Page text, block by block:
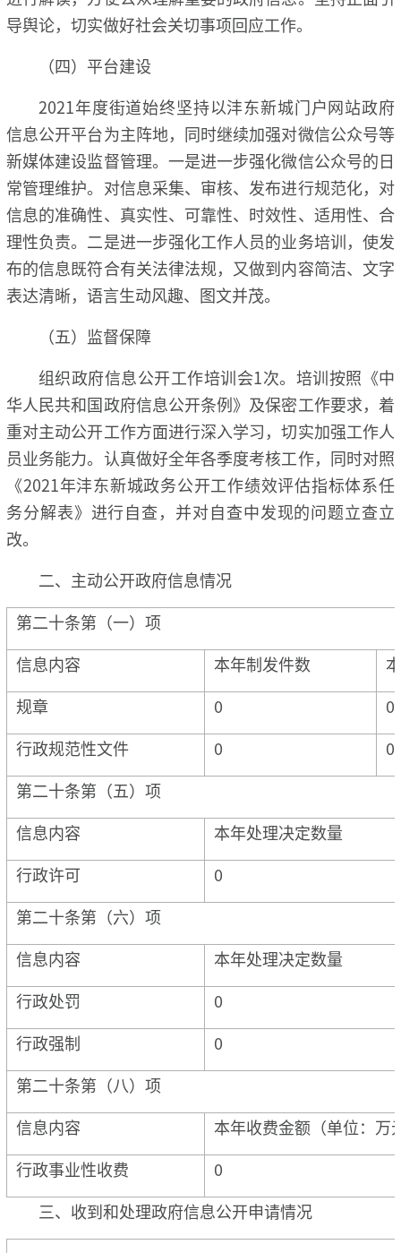
导舆论，切实做好社会关切事项回应工作。
（四）平台建设
2021年度街道始终坚持以沣东新城门户网站政府
信息公开平台为主阵地，同时继续加强对微信公众号等
新媒体建设监督管理。一是进一步强化微信公众号的日
常管理维护。对信息采集、审核、发布进行规范化，对
信息的准确性、真实性、可靠性、时效性、适用性、合
理性负责。二是进一步强化工作人员的业务培训，使发
布的信息既符合有关法律法规，又做到内容简洁、文字
表达清晰，语言生动风趣、图文并茂。
（五）监督保障
组织政府信息公开工作培训会1次。培训按照《中
华人民共和国政府信息公开条例》及保密工作要求，着
重对主动公开工作方面进行深入学习，切实加强工作人
员业务能力。认真做好全年各季度考核工作，同时对照
《2021年沣东新城政务公开工作绩效评估指标体系任
务分解表》进行自查，并对自查中发现的问题立查立
改。
二、主动公开政府信息情况
第二十条第（一）项
信息内容
本年制发件数
规章
0
0
行政规范性文件
0
0
第二十条第（五）项
信息内容
本年处理决定数量
行政许可
0
第二十条第（六）项
信息内容
本年处理决定数量
行政处罚
0
行政强制
0
第二十条第（八）项
信息内容
本年收费金额（单位：万
行政事业性收费
0
三、收到和处理政府信息公开申请情况